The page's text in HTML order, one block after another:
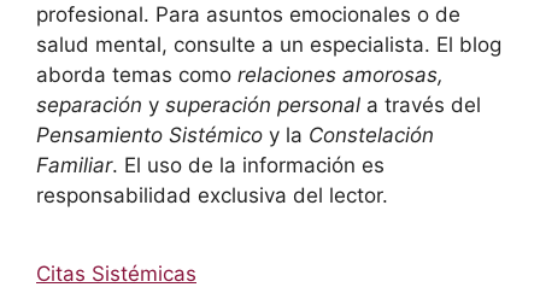
profesional. Para asuntos emocionales o de
salud mental, consulte a un especialista. El blog
aborda temas como relaciones amorosas,
separación y superación personal a través del
Pensamiento Sistémico y la Constelación
Familiar. El uso de la información es
responsabilidad exclusiva del lector.
Citas Sistémicas